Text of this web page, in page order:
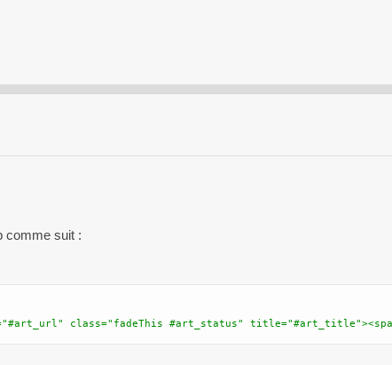
comme suit :
class="fadeThis #art_status"